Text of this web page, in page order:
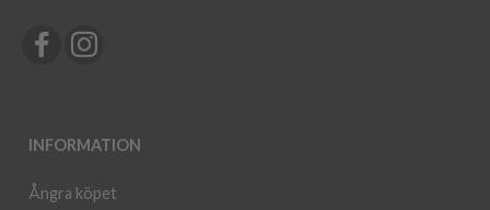
INFORMATION
Ångra köpet